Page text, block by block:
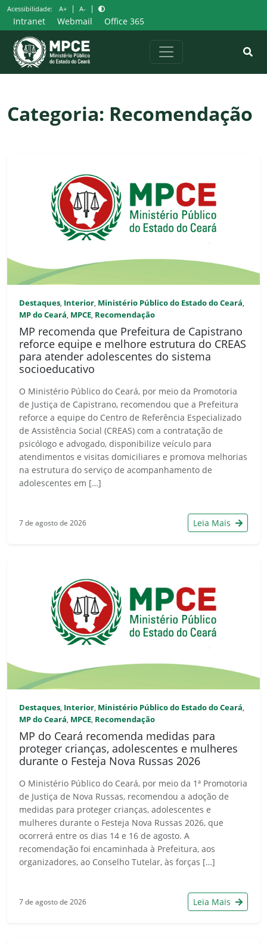
Pular
para
o
conteúdo
Acessibilidade: A+ | A- |
Intranet Webmail Office 365
Categoria: Recomendação
Destaques, Interior, Ministério Público do Estado do Ceará,
MP do Ceará, MPCE, Recomendação
MP recomenda que Prefeitura de Capistrano
reforce equipe e melhore estrutura do CREAS
para atender adolescentes do sistema
socioeducativo
O Ministério Público do Ceará, por meio da Promotoria
de Justiça de Capistrano, recomendou que a Prefeitura
reforce a equipe do Centro de Referência Especializado
de Assistência Social (CREAS) com a contratação de
psicólogo e advogado, disponibilize veículo para
atendimentos e visitas domiciliares e promova melhorias
na estrutura do serviço de acompanhamento de
adolescentes em […]
7 de agosto de 2026 Leia Mais
Destaques, Interior, Ministério Público do Estado do Ceará,
MP do Ceará, MPCE, Recomendação
MP do Ceará recomenda medidas para
proteger crianças, adolescentes e mulheres
durante o Festeja Nova Russas 2026
O Ministério Público do Ceará, por meio da 1ª Promotoria
de Justiça de Nova Russas, recomendou a adoção de
medidas para proteger crianças, adolescentes e
mulheres durante o Festeja Nova Russas 2026, que
ocorrerá entre os dias 14 e 16 de agosto. A
recomendação foi encaminhada à Prefeitura, aos
organizadores, ao Conselho Tutelar, às forças […]
7 de agosto de 2026 Leia Mais